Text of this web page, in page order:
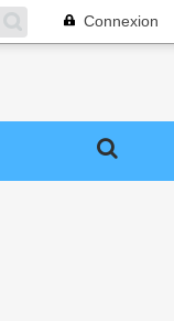
Connexion